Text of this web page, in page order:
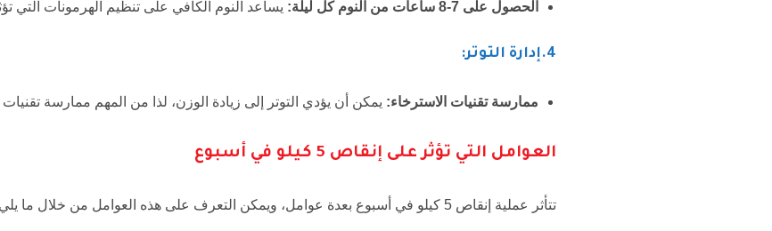
الحصول على 7-8 ساعات من النوم كل ليلة : يساعد النوم الكافي على تنظيم الهرمونات التي
4. إدارة التوتر:
ممارسة تقنيات الاسترخاء: يمكن أن يؤدي التوتر إلى زيادة الوزن، لذا من المهم ممارسة تقنيات
العوامل التي تؤثر على إنقاص 5 كيلو في أسبوع
تتأثر عملية إنقاص 5 كيلو في أسبوع بعدة عوامل، ويمكن التعرف على هذه العوامل من خلال ما يلي: